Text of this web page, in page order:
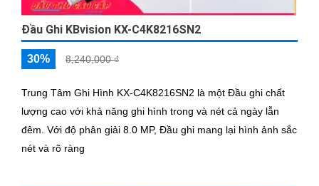
Đầu Ghi KBvision KX-C4K8216SN2
30% 8,240,000 ₫
Trung Tâm Ghi Hình KX-C4K8216SN2 là một Đầu ghi chất
lượng cao với khả năng ghi hình trong và nét cả ngày lẫn
đêm. Với độ phân giải 8.0 MP, Đầu ghi mang lại hình ảnh sắc
nét và rõ ràng